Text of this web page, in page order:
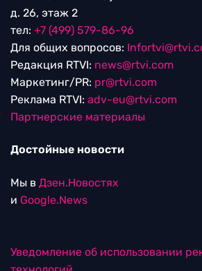
д. 26, этаж 2
тел: +7 (499) 579-86-96
Для общих вопросов:
Редакция RTVI: news@rtvi.com
Маркетинг/PR: pr@rtvi.com
Реклама RTVI: adv-eu@rtvi.com
Партнерские материалы
Достойные новости
Мы в Дзен.Новостях
и Google.News
Уведомление об использовании